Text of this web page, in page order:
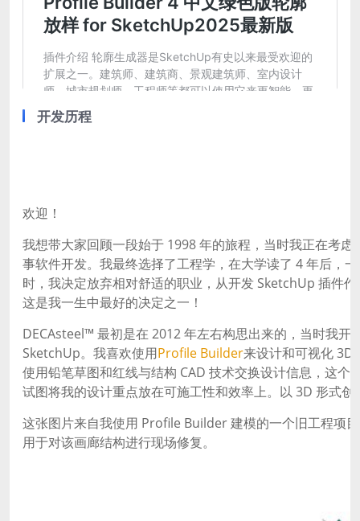
开发历程
欢迎！
我想带大家回顾一段始于 1998 年的旅程，当时我正在考
事软件开发。我最终选择了工程学，在大学读了 4 年后，
时，我决定放弃相对舒适的职业，从开发 SketchUp 插件
这是我一生中最好的决定之一！
DECAsteel™ 最初是在 2012 年左右构思出来的，当时我开
SketchUp。我喜欢使用Profile Builder来设计和可视化 3D
使用铅笔草图和红线与结构 CAD 技术交换设计信息，这
试图将我的设计重点放在可施工性和效率上。以 3D 形式
这张图片来自我使用 Profile Builder 建模的一个旧工程项
用于对该画廊结构进行现场修复。